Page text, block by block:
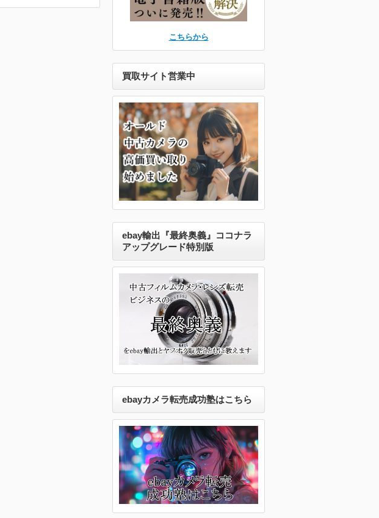
こちらから
買取サイト営業中
ebay輸出『最終奥義』ココナラ
アップグレード特別版
ebayカメラ転売成功塾はこちら